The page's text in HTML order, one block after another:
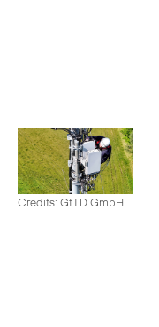
Credits: GfTD GmbH